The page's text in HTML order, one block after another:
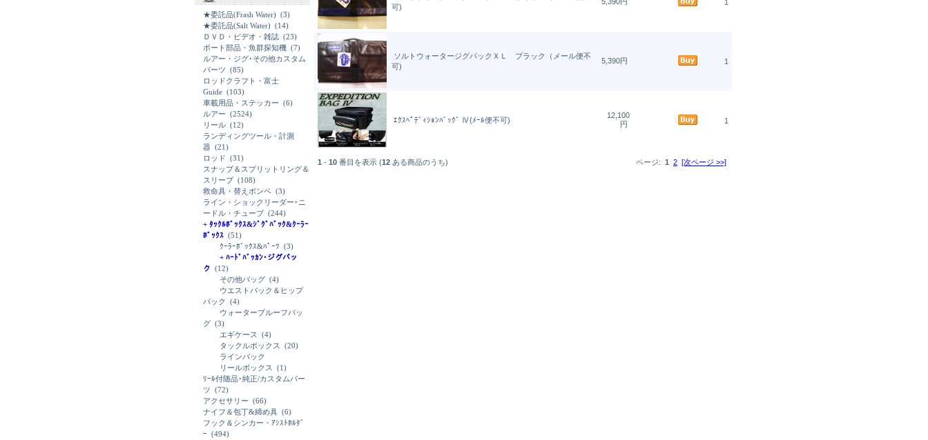
★委託品(Frash Water) (3)
★委託品(Salt Water) (14)
ＤＶＤ・ビデオ・雑誌 (23)
ボート部品・魚群探知機 (7)
ルアー・ジグ･その他カスタム
パーツ (85)
ロッドクラフト・富士
Guide (103)
車載用品・ステッカー (6)
ルアー (2524)
リール (12)
ランディングツール・計測
器 (21)
ロッド (31)
スナップ＆スプリットリング＆
スリーブ (108)
救命具・替えボンベ (3)
ライン・ショックリーダー･ニ
ードル・チューブ (244)
+ ﾀｯｸﾙﾎﾞｯｸｽ&ｼﾞｸﾞﾊﾞｯｸ&ｸｰﾗｰ
ﾎﾞｯｸｽ (51)
ｸｰﾗｰﾎﾞｯｸｽ&ﾊﾟｰﾂ (3)
+ ﾊｰﾄﾞﾊﾞｯｶﾝ･ジグバッ
ク (12)
その他バッグ (4)
ウエストバック＆ヒップ
バック
(4)
ウォータープルーフバッ
グ (3)
エギケース
(4)
タックルボックス
(20)
ラインバック
リールボックス
(1)
ﾘｰﾙ付随品･純正/カスタムパー
ツ (72)
アクセサリー (66)
ナイフ＆包丁&締め具 (6)
フック＆シンカー・ｱｼｽﾄﾎﾙﾀﾞ
ｰ (494)
可)
1
ソルトウォータージグバックＸＬ ブラック（メール便不
可)
5,390円 1
ｴｸｽﾍﾟﾃﾞｨｼｮﾝﾊﾞｯｸﾞ Ⅳ(ﾒｰﾙ便不可)
12,100
円
1
1 - 10 番目を表示 (12 ある商品のうち) ページ: 1 2 [次ページ >>]